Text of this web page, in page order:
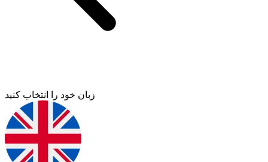
زبان خود را انتخاب کنید